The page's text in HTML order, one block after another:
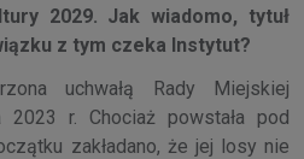
2029. Jak wiadomo, tytuł
z tym czeka Instytut?
uchwałą Rady Miejskiej
2023 r. Chociaż powstała pod
zakładano, że jej losy nie